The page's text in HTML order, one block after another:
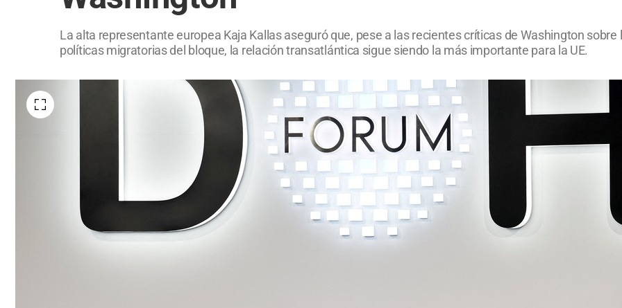
La alta representante europea Kaja Kallas aseguró que, pese a las recientes críticas de Washington sobre
políticas migratorias del bloque, la relación transatlántica sigue siendo la más importante para la UE.